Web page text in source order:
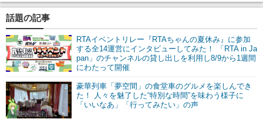
マンガ
ニコニコQ
話題の記事
RTAイベントリレー『RTAちゃんの夏休み』に参加
する全14運営にインタビューしてみた！ 「RTA in Ja
pan」のチャンネルの貸し出しを利用し8/9から1週間
にわたって開催
豪華列車「夢空間」の食堂車のグルメを楽しんでき
た！ 人々を魅了した“特別な時間”を味わう様子に
「いいなあ」「行ってみたい」の声